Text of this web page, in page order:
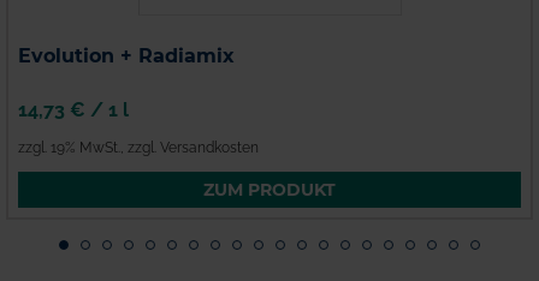
Evolution + Radiamix
zzgl. 19% MwSt.,zzgl. Versandkosten
14,73 € / 1 l
ZUM PRODUKT